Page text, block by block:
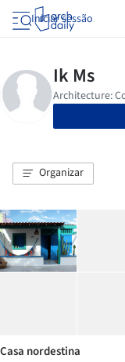
Iniciar sessão
Organizar
Casa nordestina